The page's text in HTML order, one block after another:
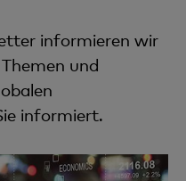
informieren wir
und
informiert.